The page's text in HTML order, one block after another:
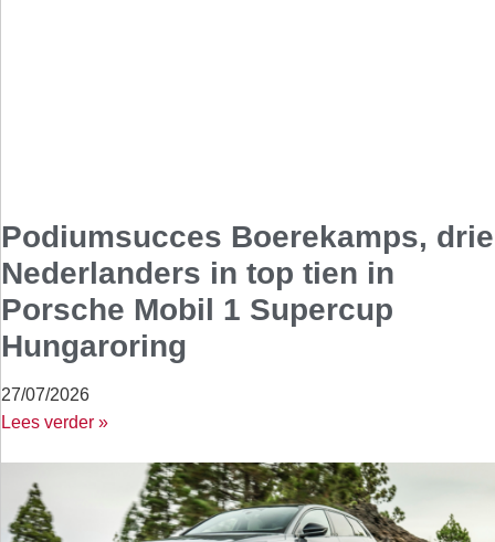
Podiumsucces Boerekamps, drie
Nederlanders in top tien in
Porsche Mobil 1 Supercup
Hungaroring
27/07/2026
Lees verder »